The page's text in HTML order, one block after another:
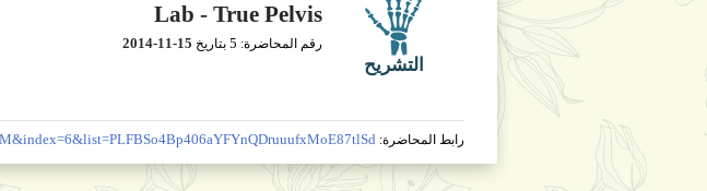
التشريح
Lab - True Pelvis
رقم المحاضرة: 5 بتاريخ 2014-11-15
رابط المحاضرة: